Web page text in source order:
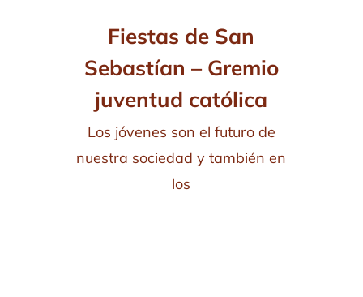
Fiestas de San
Sebastían – Gremio
juventud católica
Los jóvenes son el futuro de
nuestra sociedad y también en
los